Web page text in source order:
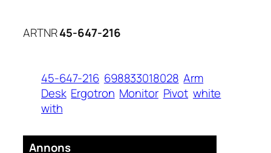
ARTNR45-647-216
45-647-216 698833018028 Arm
Desk Ergotron Monitor Pivot white
with
Annons